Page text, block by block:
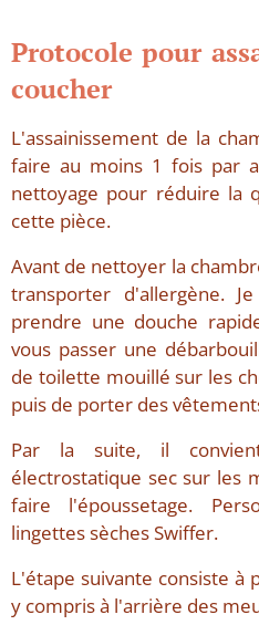
Protocole pour
coucher
L'assainissement de la
faire au moins 1 fois par
nettoyage pour réduire la
cette pièce.
Avant de nettoyer la
transporter d'allergène.
prendre une douche
vous passer une
de toilette mouillé sur les
puis de porter des
Par la suite, il
électrostatique sec sur les
faire l'époussetage.
lingettes sèches Swiffer.
L'étape suivante consiste à
y compris à l'arrière des